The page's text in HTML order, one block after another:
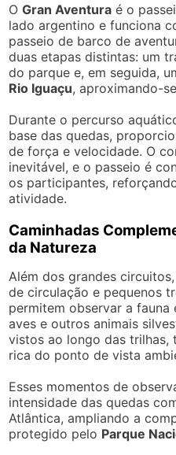
OGran Aventura é o
lado argentino e funciona
passeio de barco de
duas etapas distintas: um
do parque e, em seguida,
Rio Iguaçu, aproximando-
Durante o percurso
base das quedas,
de força e velocidade. O
inevitável, e o passeio é
os participantes,
atividade.
Caminhadas
da Natureza
Além dos grandes
de circulação e pequenos
permitem observar a fauna
aves e outros animais
vistos ao longo das trilhas,
rica do ponto de vista
Esses momentos de
intensidade das quedas
Atlântica, ampliando a
protegido pelo Parque